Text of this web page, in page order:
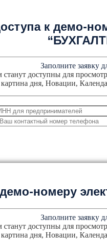
к демо-
Заполните заявку
доступны для
картина дня, Новации,
демо-номеру
Заполните заявку
доступны для
картина дня, Новации,